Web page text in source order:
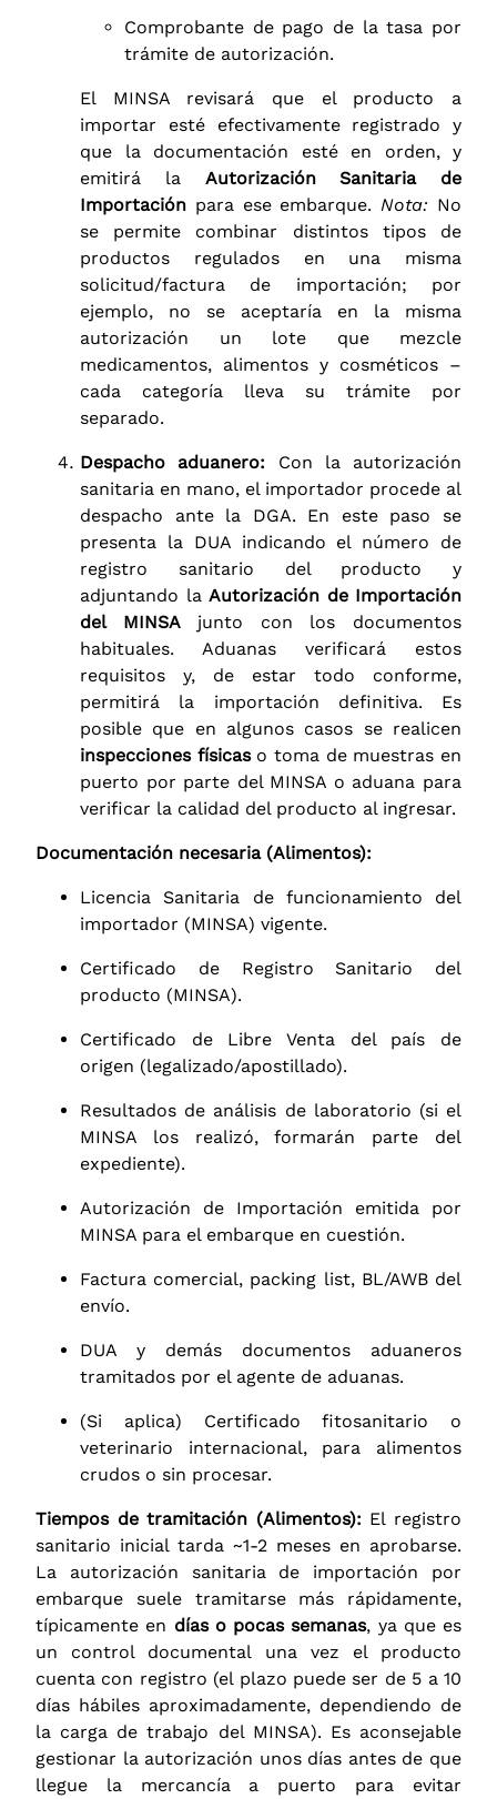
Comprobante de pago de la tasa por
trámite de autorización.
El MINSA revisará que el producto a
importar esté efectivamente registrado y
que la documentación esté en orden, y
emitirá la Autorización Sanitaria de
Importación para ese embarque.Nota: No
se permite combinar distintos tipos de
productos regulados en una misma
solicitud/factura de importación; por
ejemplo, no se aceptaría en la misma
autorización un lote que mezcle
medicamentos, alimentos y cosméticos –
cada categoría lleva su trámite por
separado.
Despacho aduanero: Con la autorización
sanitaria en mano, el importador procede al
despacho ante la DGA. En este paso se
presenta la DUA indicando el número de
registro sanitario del producto y
adjuntando la Autorización de Importación
del MINSAjunto con los documentos
habituales. Aduanas verificará estos
requisitos y, de estar todo conforme,
permitirá la importación definitiva. Es
posible que en algunos casos se realicen
inspecciones físicaso toma de muestras en
puerto por parte del MINSA o aduana para
verificar la calidad del producto al ingresar.
Documentación necesaria (Alimentos):
Licencia Sanitaria de funcionamiento del
importador (MINSA) vigente.
Certificado de Registro Sanitario del
producto (MINSA).
Certificado de Libre Venta del país de
origen (legalizado/apostillado).
Resultados de análisis de laboratorio (si el
MINSA los realizó, formarán parte del
expediente).
Autorización de Importación emitida por
MINSA para el embarque en cuestión.
Factura comercial, packing list, BL/AWB del
envío.
DUA y demás documentos aduaneros
tramitados por el agente de aduanas.
(Si aplica) Certificado fitosanitario o
veterinario internacional, para alimentos
crudos o sin procesar.
Tiempos de tramitación (Alimentos): El registro
sanitario inicial tarda ~1-2 meses en aprobarse.
La autorización sanitaria de importación por
embarque suele tramitarse más rápidamente,
típicamente en días o pocas semanas, ya que es
un control documental una vez el producto
cuenta con registro (el plazo puede ser de 5 a 10
días hábiles aproximadamente, dependiendo de
la carga de trabajo del MINSA). Es aconsejable
gestionar la autorización unos días antes de que
llegue la mercancía a puerto para evitar